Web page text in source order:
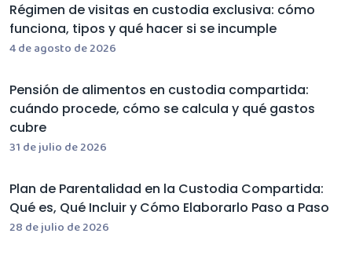
Régimen de visitas en custodia exclusiva: cómo
funciona, tipos y qué hacer si se incumple
4 de agosto de 2026
Pensión de alimentos en custodia compartida:
cuándo procede, cómo se calcula y qué gastos
cubre
31 de julio de 2026
Plan de Parentalidad en la Custodia Compartida:
Qué es, Qué Incluir y Cómo Elaborarlo Paso a Paso
28 de julio de 2026